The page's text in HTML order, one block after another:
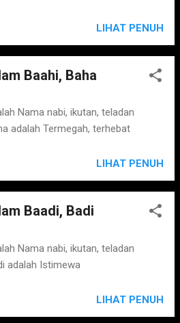
LIHAT PENUH
Baahi, Baha
Nama nabi, ikutan, teladan
adalah Termegah, terhebat
LIHAT PENUH
Baadi, Badi
Nama nabi, ikutan, teladan
adalah Istimewa
LIHAT PENUH